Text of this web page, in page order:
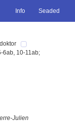
Info Seaded
6ab, 10-11ab;
Julien